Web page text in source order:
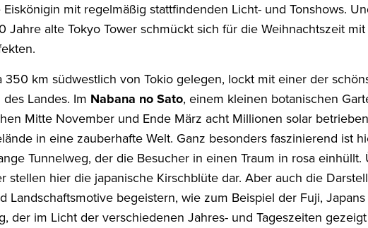
mit regelmäßig stattfindenden Licht- und Tonshows.
Jahre alte Tokyo Tower schmückt sich für die Weihnachtszeit mit
350 km südwestlich von Tokio gelegen, lockt mit einer der
Landes. Im Nabana no Sato, einem kleinen botanischen
Mitte November und Ende März acht Millionen solar
in eine zauberhafte Welt. Ganz besonders faszinierend ist
Tunnelweg, der die Besucher in einen Traum in rosa einhüllt.
stellen hier die japanische Kirschblüte dar. Aber auch die
Landschaftsmotive begeistern, wie zum Beispiel der Fuji, Japans
der im Licht der verschiedenen Jahres- und Tageszeiten